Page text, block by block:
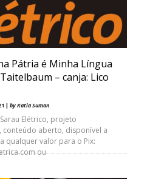
Pátria é Minha Língua
– canja: Lico
| by Katia Suman
Elétrico, projeto
conteúdo aberto, disponível a
qualquer valor para o Pix:
ou